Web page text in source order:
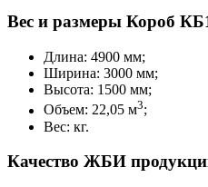
Вес и размеры Короб
Длина: 4900 мм;
Ширина: 3000 мм;
Высота: 1500 мм;
Объем: 22,05 м3;
Вес: кг.
Качество ЖБИ